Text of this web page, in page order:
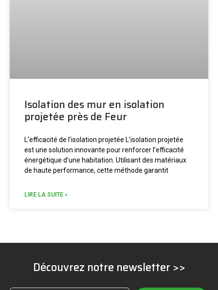
Isolation des mur en isolation
projetée près de Feur
L’efficacité de l’isolation projetée L’isolation projetée
est une solution innovante pour renforcer l’efficacité
énergétique d’une habitation. Utilisant des matériaux
de haute performance, cette méthode garantit
LIRE LA SUITE »
Découvrez notre newsletter >>